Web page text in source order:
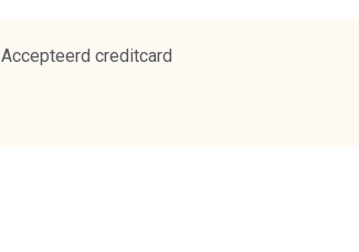
Accepteerd creditcard